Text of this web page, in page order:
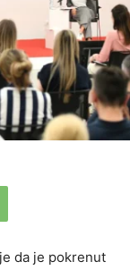
da je pokrenut